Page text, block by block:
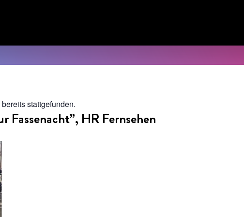
stattgefunden.
Fassenacht”, HR Fernsehen